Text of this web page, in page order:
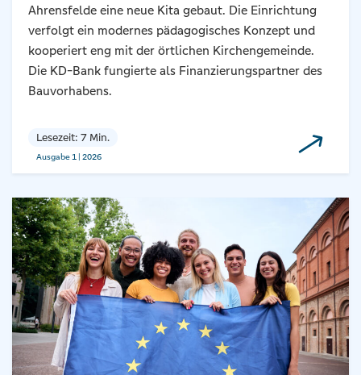
Ahrensfelde eine neue Kita gebaut. Die Einrichtung
verfolgt ein modernes pädagogisches Konzept und
kooperiert eng mit der örtlichen Kirchengemeinde.
Die KD-Bank fungierte als Finanzierungspartner des
Bauvorhabens.
Lesezeit: 7 Min.
Ausgabe 1 | 2026